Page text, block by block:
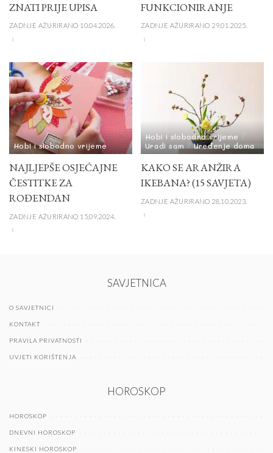
ZNATI PRIJE UPISA
ZADNJE AŽURIRANO 10.04.2026.
FUNKCIONIRANJE
ZADNJE AŽURIRANO 29.01.2025.
Hobi i slobodno vrijeme
NAJLJEPŠE OSJEĆAJNE
ČESTITKE ZA
ROĐENDAN
ZADNJE AŽURIRANO 15.09.2024.
Hobi i slobodno vrijeme
Uradi sam
Uređenje doma
KAKO SE ARANŽIRA
IKEBANA? (15 SAVJETA)
ZADNJE AŽURIRANO 28.10.2023.
SAVJETNICA
O SAVJETNICI
KONTAKT
PRAVILA PRIVATNOSTI
UVJETI KORIŠTENJA
HOROSKOP
HOROSKOP
DNEVNI HOROSKOP
KINESKI HOROSKOP